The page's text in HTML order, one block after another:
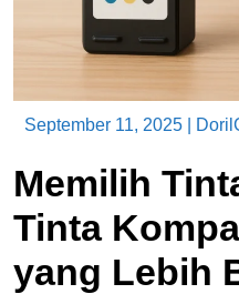
September 11, 2025
Memilih
Tinta
yang Lebih